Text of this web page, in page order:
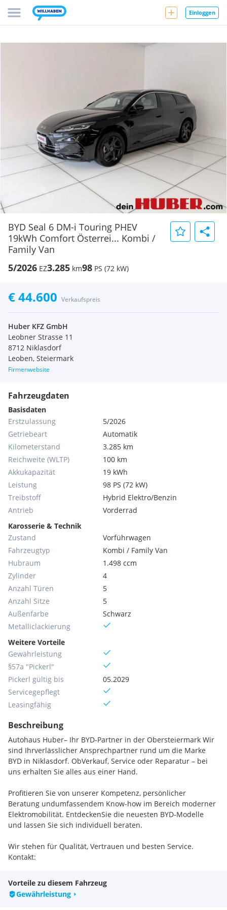
Einloggen
BYD Seal 6 DM-i Touring PHEV
19kWh Comfort Österrei... Kombi /
Family Van
5/2026 EZ3.285 km98 PS (72 kW)
€ 44.600 Verkaufspreis
Huber KFZ GmbH
Leobner Strasse 11
8712 Niklasdorf
Leoben, Steiermark
Firmenwebsite
Fahrzeugdaten
Basisdaten
Erstzulassung
5/2026
Getriebeart
Automatik
Kilometerstand
3.285 km
Reichweite (WLTP)
100 km
Akkukapazität
19 kWh
Leistung
98 PS (72 kW)
Treibstoff
Hybrid Elektro/Benzin
Antrieb
Vorderrad
Karosserie & Technik
Zustand
Vorführwagen
Fahrzeugtyp
Kombi / Family Van
Hubraum
1.498 ccm
Zylinder
4
Anzahl Türen
5
Anzahl Sitze
5
Außenfarbe
Schwarz
Metallic­lackierung
Weitere Vorteile
Gewährleistung
§57a "Pickerl"
Pickerl gültig bis
05.2029
Servicegepflegt
Leasingfähig
Beschreibung
Autohaus Huber– Ihr BYD-Partner in der Obersteiermark Wir
sind Ihrverlässlicher Ansprechpartner rund um die Marke
BYD in Niklasdorf. ObVerkauf, Service oder Reparatur – bei
uns erhalten Sie alles aus einer Hand.
Profitieren Sie von unserer Kompetenz, persönlicher
Beratung undumfassendem Know-how im Bereich moderner
Elektromobilität. EntdeckenSie die neuesten BYD-Modelle
und lassen Sie sich individuell beraten.
Wir stehen für Qualität, Vertrauen und besten Service.
Kontakt:
Hebenstreit Sascha
E-Mail:
Vorteile zu diesem Fahrzeug
Gewährleistung